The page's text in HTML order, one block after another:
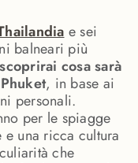
e sei
balneari più
cosa sarà
, in base ai
personali.
per le spiagge
una ricca cultura
che